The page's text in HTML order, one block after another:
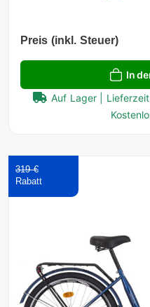
Preis (inkl. Steuer)
In
Auf Lager |
319 €